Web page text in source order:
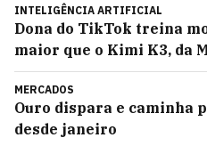
INTELIGÊNCIA ARTIFICIAL
Dona do TikTok treina
maior que o Kimi K3, da
MERCADOS
Ouro dispara e caminha
desde janeiro